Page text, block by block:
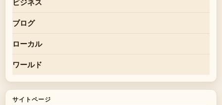
ビジネス
ブログ
ローカル
ワールド
サイトページ